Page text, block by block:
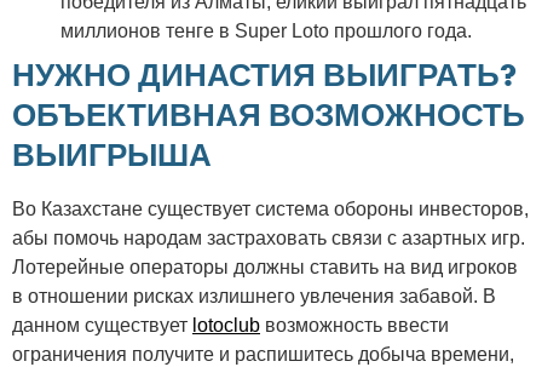
миллионов тенге в Super Loto прошлого года.
НУЖНО ДИНАСТИЯ ВЫИГРАТЬ?
ОБЪЕКТИВНАЯ ВОЗМОЖНОСТЬ
ВЫИГРЫША
Во Казахстане существует система обороны инвесторов,
абы помочь народам застраховать связи с азартных игр.
Лотерейные операторы должны ставить на вид игроков
в отношении рисках излишнего увлечения забавой. В
данном существует lotoclub возможность ввести
ограничения получите и распишитесь добыча времени,